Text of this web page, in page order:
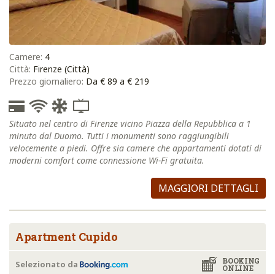
Camere: 4
Città: Firenze (Città)
Prezzo giornaliero: Da € 89 a € 219
Situato nel centro di Firenze vicino Piazza della Repubblica a 1
minuto dal Duomo. Tutti i monumenti sono raggiungibili
velocemente a piedi. Offre sia camere che appartamenti dotati di
moderni comfort come connessione Wi-Fi gratuita.
MAGGIORI DETTAGLI
Apartment Cupido
BOOKING
ONLINE
Selezionato da